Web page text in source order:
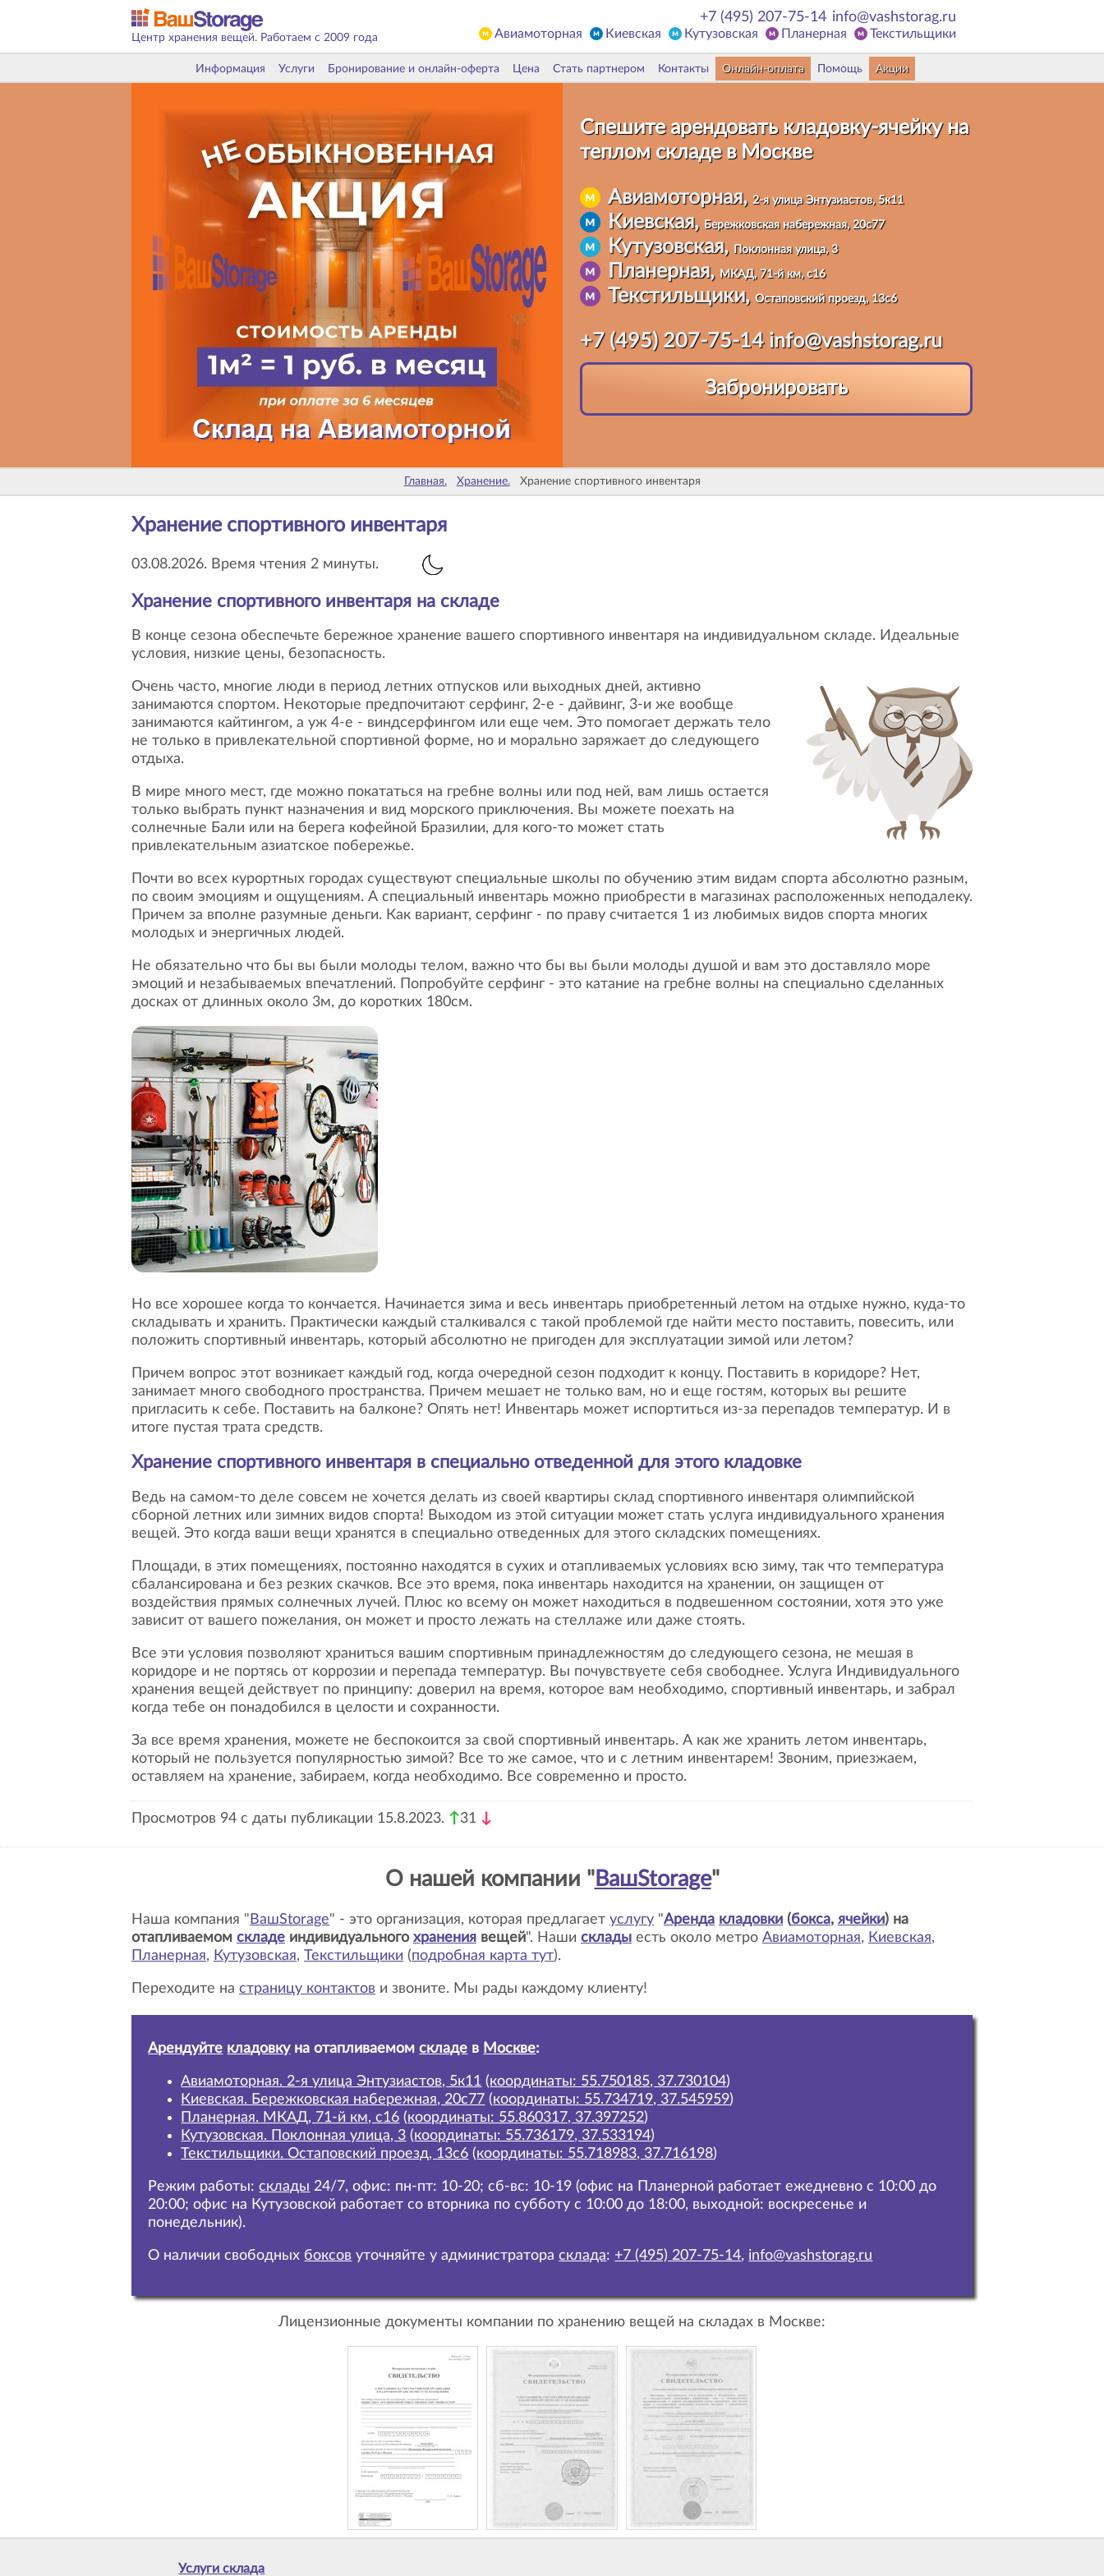
Центр хранения вещей. Работаем с 2009 года
+7 (495) 207-75-14 info@vashstorag.ru
Авиамоторная Киевская Кутузовская Планерная Текстильщики
Информация Услуги Бронирование и онлайн-оферта Цена Стать партнером Контакты Онлайн-оплата Помощь Акции
Спешите арендовать кладовку-ячейку на
теплом складев Москве
Авиамоторная, 2-я улица Энтузиастов, 5к11
Киевская, Бережковская набережная, 20с77
Кутузовская, Поклонная улица, 3
Планерная, МКАД, 71-й км, с16
Текстильщики, Остаповский проезд, 13с6
+7 (495) 207-75-14 info@vashstorag.ru
Забронировать
Главная. Хранение. Хранение спортивного инвентаря
Хранение спортивного инвентаря
03.08.2026. Время чтения 2 минуты.
Хранение спортивного инвентаря на складе
В конце сезона обеспечьте бережное хранение вашего спортивного инвентаря на индивидуальном складе. Идеальные
условия, низкие цены, безопасность.
Очень часто, многие люди в период летних отпусков или выходных дней, активно
занимаются спортом. Некоторые предпочитают серфинг, 2-е - дайвинг, 3-и же вообще
занимаются кайтингом, а уж 4-е - виндсерфингом или еще чем. Это помогает держать тело
не только в привлекательной спортивной форме, но и морально заряжает до следующего
отдыха.
В мире много мест, где можно покататься на гребне волны или под ней, вам лишь остается
только выбрать пункт назначения и вид морского приключения. Вы можете поехать на
солнечные Бали или на берега кофейной Бразилии, для кого-то может стать
привлекательным азиатское побережье.
Почти во всех курортных городах существуют специальные школы по обучению этим видам спорта абсолютно разным,
по своим эмоциям и ощущениям. А специальный инвентарь можно приобрести в магазинах расположенных неподалеку.
Причем за вполне разумные деньги. Как вариант, серфинг - по праву считается 1 из любимых видов спорта многих
молодых и энергичных людей.
Не обязательно что бы вы были молоды телом, важно что бы вы были молоды душой и вам это доставляло море
эмоций и незабываемых впечатлений. Попробуйте серфинг - это катание на гребне волны на специально сделанных
досках от длинных около 3м, до коротких 180см.
Но все хорошее когда то кончается. Начинается зима и весь инвентарь приобретенный летом на отдыхе нужно, куда-то
складывать и хранить. Практически каждый сталкивался с такой проблемой где найти место поставить, повесить, или
положить спортивный инвентарь, который абсолютно не пригоден для эксплуатации зимой или летом?
Причем вопрос этот возникает каждый год, когда очередной сезон подходит к концу. Поставить в коридоре? Нет,
занимает много свободного пространства. Причем мешает не только вам, но и еще гостям, которых вы решите
пригласить к себе. Поставить на балконе? Опять нет! Инвентарь может испортиться из-за перепадов температур. И в
итоге пустая трата средств.
Хранение спортивного инвентаря в специально отведенной для этого кладовке
Ведь на самом-то деле совсем не хочется делать из своей квартиры склад спортивного инвентаря олимпийской
сборной летних или зимних видов спорта! Выходом из этой ситуации может стать услуга индивидуального хранения
вещей. Это когда ваши вещи хранятся в специально отведенных для этого складских помещениях.
Площади, в этих помещениях, постоянно находятся в сухих и отапливаемых условиях всю зиму, так что температура
сбалансирована и без резких скачков. Все это время, пока инвентарь находится на хранении, он защищен от
воздействия прямых солнечных лучей. Плюс ко всему он может находиться в подвешенном состоянии, хотя это уже
зависит от вашего пожелания, он может и просто лежать на стеллаже или даже стоять.
Все эти условия позволяют храниться вашим спортивным принадлежностям до следующего сезона, не мешая в
коридоре и не портясь от коррозии и перепада температур. Вы почувствуете себя свободнее. Услуга Индивидуального
хранения вещей действует по принципу: доверил на время, которое вам необходимо, спортивный инвентарь, и забрал
когда тебе он понадобился в целости и сохранности.
За все время хранения, можете не беспокоится за свой спортивный инвентарь. А как же хранить летом инвентарь,
который не пользуется популярностью зимой? Все то же самое, что и с летним инвентарем! Звоним, приезжаем,
оставляем на хранение, забираем, когда необходимо. Все современно и просто.
Просмотров 94 с даты публикации 15.8.2023. ↑31 ↓
О нашей компании "ВашStorage"
Наша компания " ВашStorage" - это организация, которая предлагает услугу "Аренда кладовки (бокса, ячейки) на
отапливаемом складе индивидуального хранения вещей". Наши склады есть около метро Авиамоторная, Киевская,
Планерная, Кутузовская, Текстильщики (подробная карта тут).
Переходите на страницу контактов и звоните. Мы рады каждому клиенту!
Арендуйте кладовкуна отапливаемомскладе в Москве:
Авиамоторная. 2-я улица Энтузиастов, 5к11 (координаты: 55.750185, 37.730104)
Киевская. Бережковская набережная, 20с77 (координаты: 55.734719, 37.545959)
Планерная. МКАД, 71-й км, с16 (координаты: 55.860317, 37.397252)
Кутузовская. Поклонная улица, 3 (координаты: 55.736179, 37.533194)
Текстильщики. Остаповский проезд, 13с6 (координаты: 55.718983, 37.716198)
Режим работы:склады 24/7,офис: пн-пт: 10-20; сб-вс: 10-19 (офис на Планерной работает ежедневно с 10:00 до
20:00; офис на Кутузовской работает со вторника по субботу с 10:00 до 18:00, выходной: воскресенье и
понедельник).
О наличии свободных боксов уточняйте у администраторасклада: +7 (495) 207-75-14, info@vashstorag.ru
Лицензионные документы компании по хранению вещей на складах в Москве:
Услуги склада